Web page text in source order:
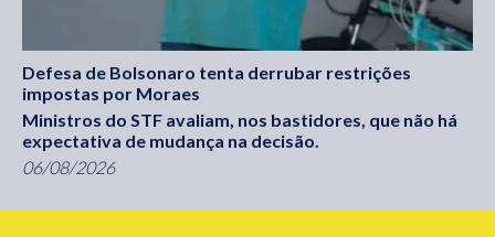
Defesa de Bolsonaro tenta derrubar restrições
impostas por Moraes
Ministros do STF avaliam, nos bastidores, que não há
expectativa de mudança na decisão.
06/08/2026